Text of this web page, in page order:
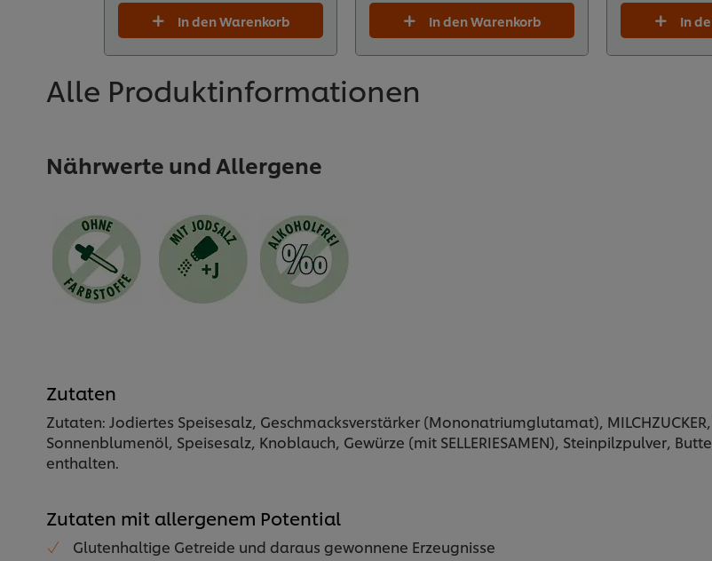
In den Warenkorb In den Warenkorb In
Alle Produktinformationen
Nährwerte und Allergene
Zutaten
Zutaten: Jodiertes Speisesalz, Geschmacksverstärker (Mononatriumglutamat),
Sonnenblumenöl, Speisesalz, Knoblauch, Gewürze (mit SELLERIESAMEN), Steinpilzpulver,
enthalten.
Zutaten mit allergenem Potential
Glutenhaltige Getreide und daraus gewonnene Erzeugnisse